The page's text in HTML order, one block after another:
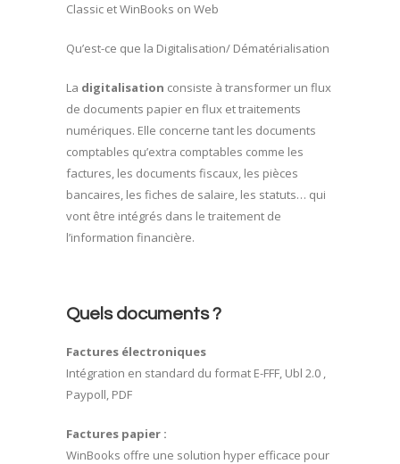
Classic et WinBooks on Web
Qu’est-ce que la Digitalisation/ Dématérialisation
La digitalisation consiste à transformer un flux
de documents papier en flux et traitements
numériques. Elle concerne tant les documents
comptables qu’extra comptables comme les
factures, les documents fiscaux, les pièces
bancaires, les fiches de salaire, les statuts… qui
vont être intégrés dans le traitement de
l’information financière.
Quels documents ?
Factures électroniques
Intégration en standard du format E-FFF, Ubl 2.0 ,
Paypoll, PDF
Factures papier :
WinBooks offre une solution hyper efficace pour